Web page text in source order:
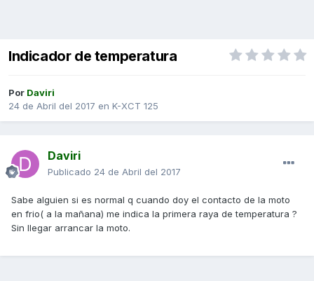
Indicador de temperatura
Por Daviri
24 de Abril del 2017 en K-XCT 125
Daviri
Publicado 24 de Abril del 2017
Sabe alguien si es normal q cuando doy el contacto de la moto
en frio( a la mañana) me indica la primera raya de temperatura ?
Sin llegar arrancar la moto.